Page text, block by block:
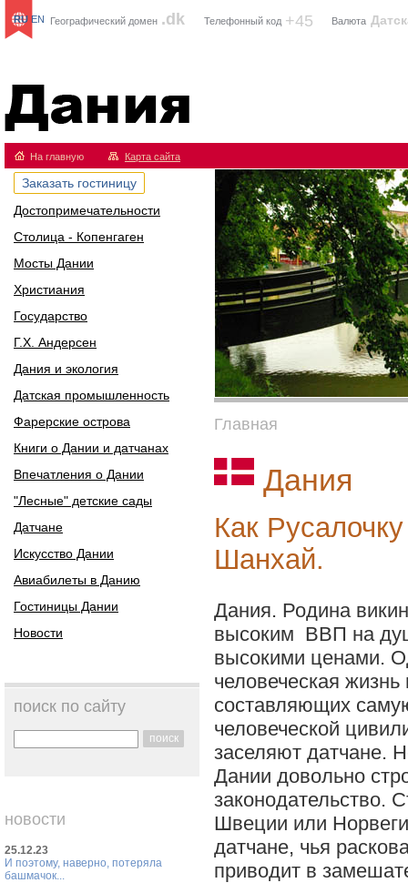
Дания
Географический домен .dk Телефонный код +45 Валюта
RU EN
На главную Карта сайта
Заказать гостиницу
Достопримечательности
Столица - Копенгаген
Мосты Дании
Христиания
Государство
Г.Х. Андерсен
Дания и экология
Датская промышленность
Фарерские острова
Книги о Дании и датчанах
Впечатления о Дании
"Лесные" детские сады
Датчане
Искусство Дании
Авиабилеты в Данию
Гостиницы Дании
Новости
поиск по сайту
поиск
новости
25.12.23
И поэтому, наверно, потеряла
башмачок...
Главная
Дания
Как
Шанхай.
Дания. Родина
высоким ВВП на
высокими ценами.
человеческая жизнь
составляющих
человеческой
заселяют датчане.
Дании довольно
законодательство.
Швеции или
датчане, чья
приводит в